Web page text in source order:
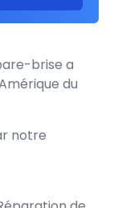
brise a
du
notre